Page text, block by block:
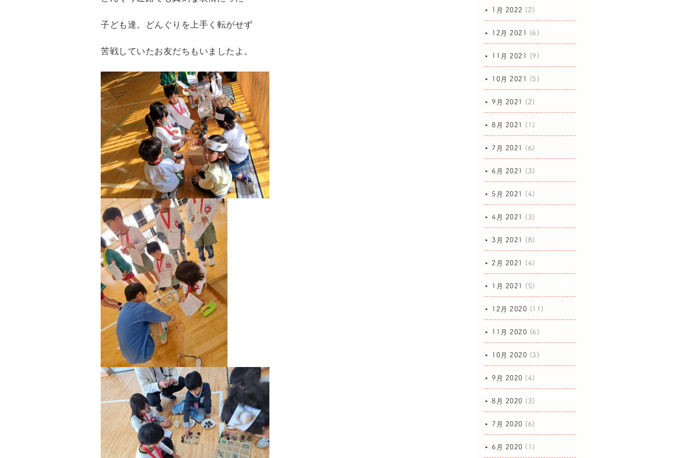
子ども達。どんぐりを上手く転がせず
苦戦していたお友だちもいましたよ。
1月 2022 (2)
12月 2021 (6)
11月 2021 (9)
10月 2021 (5)
9月 2021 (2)
8月 2021 (1)
7月 2021 (6)
6月 2021 (3)
5月 2021 (4)
4月 2021 (3)
3月 2021 (8)
2月 2021 (4)
1月 2021 (5)
12月 2020 (11)
11月 2020 (6)
10月 2020 (3)
9月 2020 (4)
8月 2020 (3)
7月 2020 (6)
6月 2020 (1)